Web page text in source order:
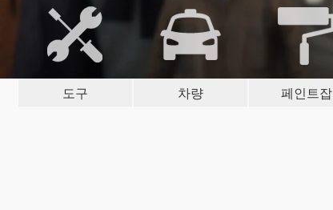
도구 차량 페인트잡